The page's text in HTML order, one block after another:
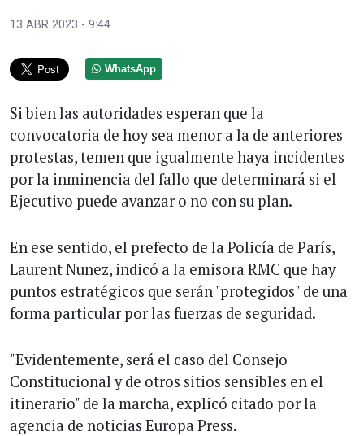
13 ABR 2023 - 9:44
WhatsApp
Si bien las autoridades esperan que la
convocatoria de hoy sea menor a la de anteriores
protestas, temen que igualmente haya incidentes
por la inminencia del fallo que determinará si el
Ejecutivo puede avanzar o no con su plan.
En ese sentido, el prefecto de la Policía de París,
Laurent Nunez, indicó a la emisora RMC que hay
puntos estratégicos que serán "protegidos" de una
forma particular por las fuerzas de seguridad.
"Evidentemente, será el caso del Consejo
Constitucional y de otros sitios sensibles en el
itinerario" de la marcha, explicó citado por la
agencia de noticias Europa Press.